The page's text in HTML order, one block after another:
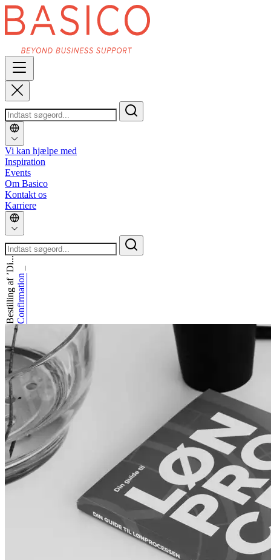
Vi kan hjælpe med
Inspiration
Events
Om Basico
Kontakt os
Karriere
Confirmation
_
Bestilling af ’Di...